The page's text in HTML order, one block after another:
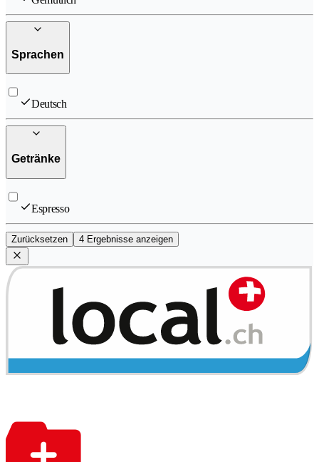
Sprachen
Deutsch
Getränke
Espresso
Zurücksetzen 4 Ergebnisse anzeigen